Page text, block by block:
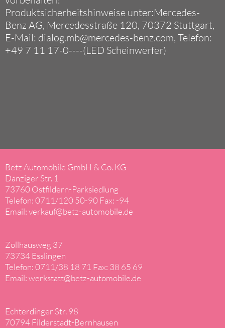
Produktsicherheitshinweise unter:Mercedes-
Benz AG, Mercedesstraße 120, 70372 Stuttgart,
E-Mail: dialog.mb@mercedes-benz.com, Telefon:
+49 7 11 17-0----(LED Scheinwerfer)
Betz Automobile GmbH & Co. KG
Danziger Str. 1
73760 Ostfildern-Parksiedlung
Telefon:0711/120 50-90Fax: -94
Email:verkauf@betz-automobile.de
Zollhausweg 37
73734 Esslingen
Telefon:0711/38 18 71 Fax: 38 65 69
Email:werkstatt@betz-automobile.de
Echterdinger Str. 98
70794 Filderstadt-Bernhausen